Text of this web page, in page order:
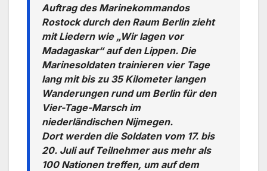
Auftrag des Marinekommandos
Rostock durch den Raum Berlin zieht
mit Liedern wie „Wir lagen vor
Madagaskar“ auf den Lippen. Die
Marinesoldaten trainieren vier Tage
lang mit bis zu 35 Kilometer langen
Wanderungen rund um Berlin für den
Vier-Tage-Marsch im
niederländischen Nijmegen.
Dort werden die Soldaten vom 17. bis
20. Juli auf Teilnehmer aus mehr als
100 Nationen treffen, um auf dem